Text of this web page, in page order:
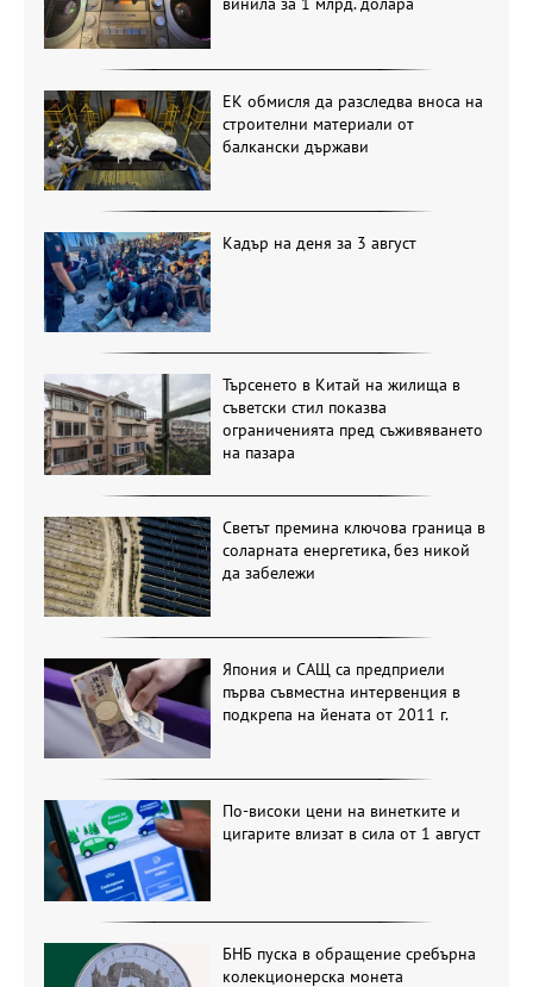
ЕК обмисля да разследва вноса на
строителни материали от
балкански държави
Кадър на деня за 3 август
Търсенето в Китай на жилища в
съветски стил показва
ограниченията пред съживяването
на пазара
Светът премина ключова граница в
соларната енергетика, без никой
да забележи
Япония и САЩ са предприели
първа съвместна интервенция в
подкрепа на йената от 2011 г.
По-високи цени на винетките и
цигарите влизат в сила от 1 август
БНБ пуска в обращение сребърна
колекционерска монета